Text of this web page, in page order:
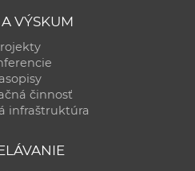
VÝSKUM
činnosť
infraštruktúra